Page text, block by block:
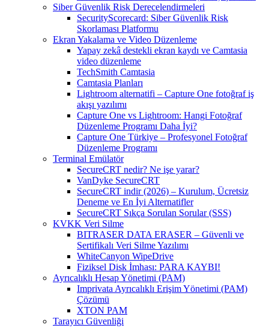
Siber Güvenlik Risk Derecelendirmeleri
SecurityScorecard: Siber Güvenlik Risk
Skorlaması Platformu
Ekran Yakalama ve Video Düzenleme
Yapay zekâ destekli ekran kaydı ve Camtasia
video düzenleme
TechSmith Camtasia
Camtasia Planları
Lightroom alternatifi – Capture One fotoğraf iş
akışı yazılımı
Capture One vs Lightroom: Hangi Fotoğraf
Düzenleme Programı Daha İyi?
Capture One Türkiye – Profesyonel Fotoğraf
Düzenleme Programı
Terminal Emülatör
SecureCRT nedir? Ne işe yarar?
VanDyke SecureCRT
SecureCRT indir (2026) – Kurulum, Ücretsiz
Deneme ve En İyi Alternatifler
SecureCRT Sıkça Sorulan Sorular (SSS)
KVKK Veri Silme
BITRASER DATA ERASER – Güvenli ve
Sertifikalı Veri Silme Yazılımı
WhiteCanyon WipeDrive
Fiziksel Disk İmhası: PARA KAYBI!
Ayrıcalıklı Hesap Yönetimi (PAM)
Imprivata Ayrıcalıklı Erişim Yönetimi (PAM)
Çözümü
XTON PAM
Tarayıcı Güvenliği